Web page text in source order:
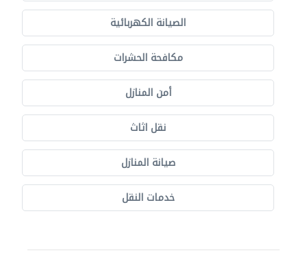
الصيانة الكهربائية
مكافحة الحشرات
أمن المنازل
نقل اثاث
صيانة المنازل
خدمات النقل